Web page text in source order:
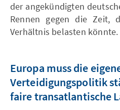
der angekündigten
Rennen gegen die Zeit,
Verhältnis belasten könnte.
Europa muss die
Verteidigungspolitik
faire transatlantische